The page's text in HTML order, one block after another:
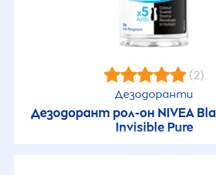
(2)
Дезодоранти
Дезодорант рол-он NIVEA
Invisible Pure